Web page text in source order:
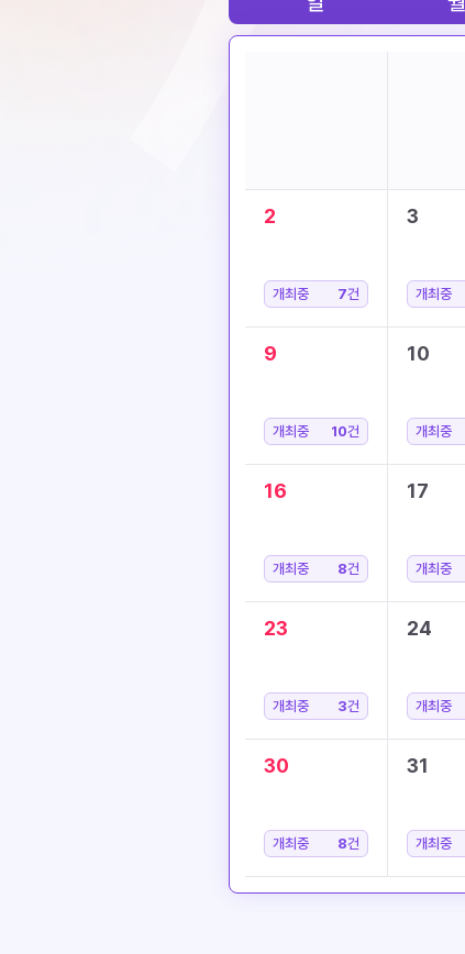
2
개최중 7건
3
개최중
9
개최중 10건
10
개최중
16
개최중 8건
17
개최중
23
개최중 3건
24
개최중
30
개최중 8건
31
개최중